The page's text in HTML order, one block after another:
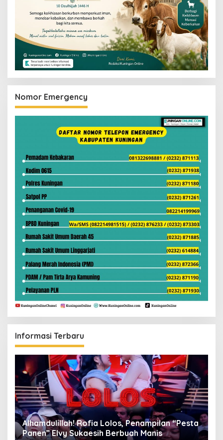
Nomor Emergency
Informasi Terbaru
Alhamdulillah! Rofia Lolos, Penampilan “Pesta
Panen” Elvy Sukaesih Berbuah Manis